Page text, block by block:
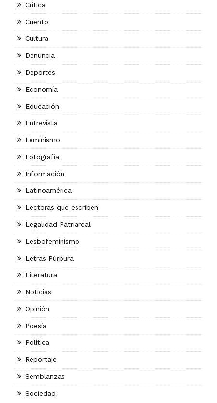
Crítica
Cuento
Cultura
Denuncia
Deportes
Economía
Educación
Entrevista
Feminismo
Fotografía
Información
Latinoamérica
Lectoras que escriben
Legalidad Patriarcal
Lesbofeminismo
Letras Púrpura
Literatura
Noticias
Opinión
Poesía
Política
Reportaje
Semblanzas
Sociedad